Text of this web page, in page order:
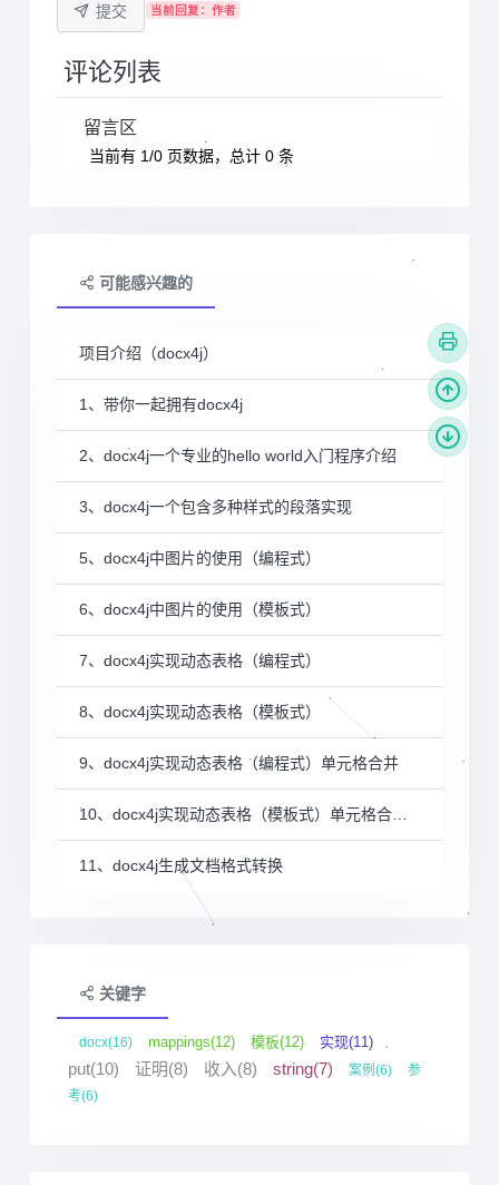
提交 当前回复：作者
评论列表
留言区
当前有 1/0 页数据，总计 0 条
可能感兴趣的
项目介绍（docx4j）
1、带你一起拥有docx4j
2、docx4j一个专业的hello world入门程序介绍
3、docx4j一个包含多种样式的段落实现
5、docx4j中图片的使用（编程式）
6、docx4j中图片的使用（模板式）
7、docx4j实现动态表格（编程式）
8、docx4j实现动态表格（模板式）
9、docx4j实现动态表格（编程式）单元格合并
11、docx4j生成文档格式转换
关键字
docx(16) mappings(12) 模板(12) 实现(11)
put(10) 证明(8) 收入(8) string(7) 案例(6)
参
考(6)